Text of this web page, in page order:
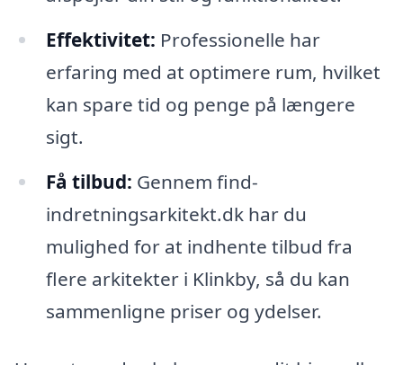
Effektivitet: Professionelle har
erfaring med at optimere rum, hvilket
kan spare tid og penge på længere
sigt.
Få tilbud: Gennem find-
indretningsarkitekt.dk har du
mulighed for at indhente tilbud fra
flere arkitekter i Klinkby, så du kan
sammenligne priser og ydelser.